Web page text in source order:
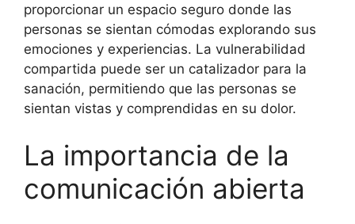
proporcionar un espacio seguro donde las
personas se sientan cómodas explorando sus
emociones y experiencias. La vulnerabilidad
compartida puede ser un catalizador para la
sanación, permitiendo que las personas se
sientan vistas y comprendidas en su dolor.
La importancia de la
comunicación abierta